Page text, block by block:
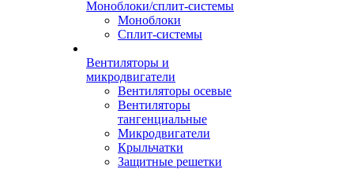
Моноблоки/сплит-системы
Моноблоки
Сплит-системы
Вентиляторы и
микродвигатели
Вентиляторы осевые
Вентиляторы
тангенциальные
Микродвигатели
Крыльчатки
Защитные решетки